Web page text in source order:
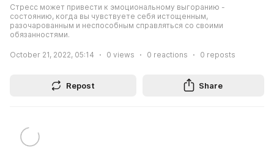
Стресс может привести к эмоциональному выгоранию -
состоянию, когда вы чувствуете себя истощенным,
разочарованным и неспособным справляться со своими
обязанностями.
October 21, 2022, 05:14 0 views 0 reactions 0 reposts
Repost Share